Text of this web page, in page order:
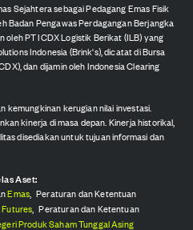
Sejahtera sebagai Pedagang Emas Fisik
Badan Pengawas Perdagangan Berjangka
oleh PT ICDX Logistik Berikat (ILB) yang
Indonesia (Brink's), dicatat di Bursa
dan dijamin oleh Indonesia Clearing
kemungkinan kerugian nilai investasi.
kinerja di masa depan. Kinerja historikal,
disediakan untuk tujuan informasi dan
Aset:
Emas, Peraturan dan Ketentuan
, Peraturan dan Ketentuan
Produk Saham Tunggal Asing